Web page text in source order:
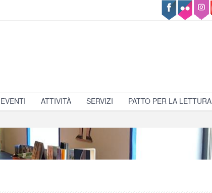
EVENTI ATTIVITÀ SERVIZI PATTO PER LA LETTURA